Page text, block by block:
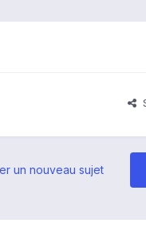
un nouveau sujet